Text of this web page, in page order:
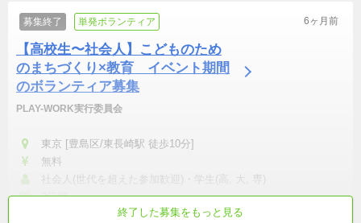
募集終了 単発ボランティア 6ヶ月前
【高校生〜社会人】こどものため
のまちづくり×教育　イベント期間
のボランティア募集
東京 [豊島区/東長崎駅 徒歩10分]
無料
社会人(世代を超えた参加歓迎)・学生(高, 大, 専)
2日間
交通費支給 世代を超えた参加歓迎
終了した募集をもっと見る